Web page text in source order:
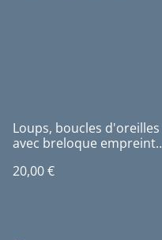
Loups, boucles d'oreilles
avec breloque empreinte
20,00 €